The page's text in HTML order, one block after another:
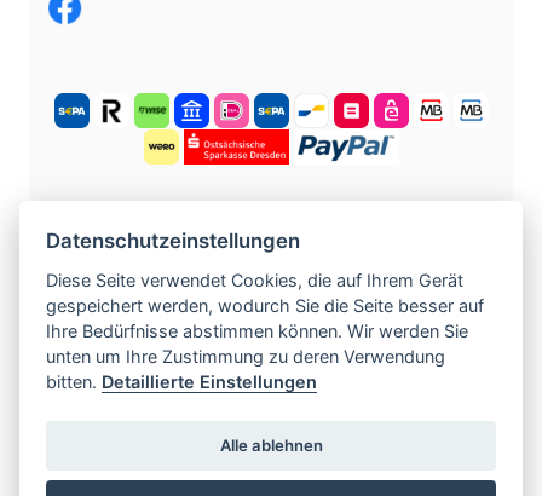
©2004 -2026tschechische-traumfrauen.de.
Alle Rechte vorbehalten.
KOSTENLOS ANMELDEN
www.europska-zoznamka.sk
seznamka.cz|www.loveineurope.eu|
Datenschutzeinstellungen
Diese Seite verwendet Cookies, die auf Ihrem Gerät
gespeichert werden, wodurch Sie die Seite besser auf
Ihre Bedürfnisse abstimmen können. Wir werden Sie
unten um Ihre Zustimmung zu deren Verwendung
bitten. Detaillierte Einstellungen
Alle ablehnen